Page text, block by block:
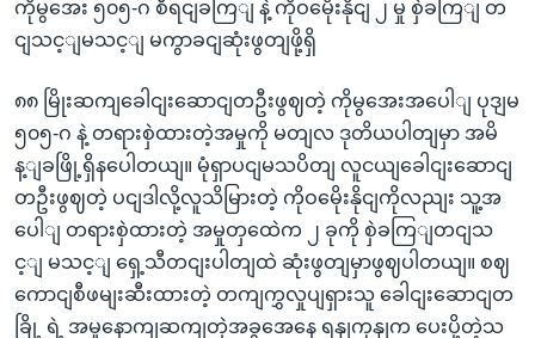
ကိုမွအေး ၅၀၅-ဂ စီရငျခကြျ နဲ့ ကိုဝမေိုးနိုငျ ၂ မှု စှဲခကြျ တ
ငျသင့ျမသင့ျ မကွာခငျဆုံးဖွတျဖို့ရှိ
၈၈ မြိုးဆကျခေါငျးဆောငျတဦးဖွဈတဲ့ ကိုမွအေးအပေါျ ပုဒျမ
၅၀၅-ဂ နဲ့ တရားစှဲထားတဲ့အမှုကို မတျလ ဒုတိယပါတျမှာ အမိ
န့ျခဖြို့ရှိနပေါတယျ။ မုံရှာပငျမသပိတျ လူငယျခေါငျးဆောငျ
တဦးဖွဈတဲ့ ပငျဒါလို့လူသိမြားတဲ့ ကိုဝမေိုးနိုငျကိုလညျး သူ့အ
ပေါျ တရားစှဲထားတဲ့ အမှုတှထေဲက ၂ ခုကို စှဲခကြျတငျသ
င့ျ မသင့ျ ရှေ့သီတငျးပါတျထဲ ဆုံးဖွတျမှာဖွဈပါတယျ။ စဈ
ကောငျစီဖမျးဆီးထားတဲ့ တကျကွှလှုပျရှားသူ ခေါငျးဆောငျတ
ခြို့ ရဲ့ အမှုနောကျဆကျတှဲအခွအေနေ ရနျကုနျက ပေးပို့တဲ့သ